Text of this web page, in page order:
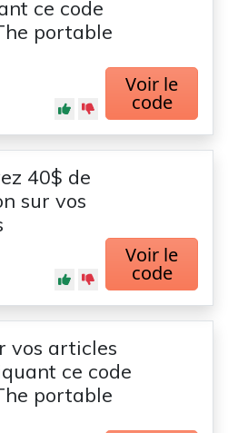
ce code
portable
Voir le
code
40$ de
sur vos
Voir le
code
vos articles
ce code
portable